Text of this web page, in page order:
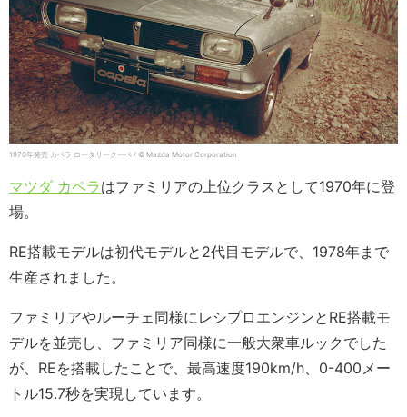
1970年発売 カペラ ロータリークーペ / © Mazda Motor Corporation
マツダ カペラはファミリアの上位クラスとして1970年に登
場。
RE搭載モデルは初代モデルと2代目モデルで、1978年まで
生産されました。
ファミリアやルーチェ同様にレシプロエンジンとRE搭載モ
デルを並売し、ファミリア同様に一般大衆車ルックでした
が、REを搭載したことで、最高速度190km/h、0-400メー
トル15.7秒を実現しています。